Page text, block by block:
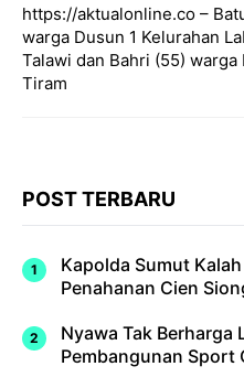
https://aktualonline.co –
warga Dusun 1 Kelurahan
Talawi dan Bahri (55)
Tiram
POST TERBARU
Kapolda Sumut
Penahanan Cien
Nyawa Tak Berharga
Pembangunan Sport